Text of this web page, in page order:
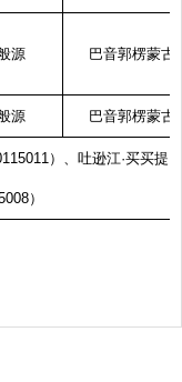
源 巴音郭楞蒙古
源 巴音郭楞蒙古
）、吐逊江·买买提
）